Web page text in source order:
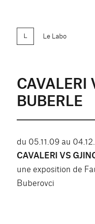
Le Labo
CAVALERI
BUBERLE
du 05.11.09 au
CAVALERI VS
une exposition de
Buberovci